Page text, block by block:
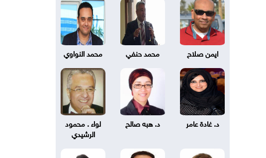
ايمن صلاح محمد حنفي محمد النواوي
د. غادة عامر د. هبه صالح
لواء . محمود
الرشيدي